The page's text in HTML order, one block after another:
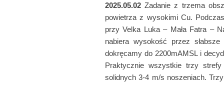
2025.05.02 Zadanie z trzema
powietrza z wysokimi Cu.
przy Velka Luka – Mała Fatra –
nabiera wysokość przez
dokręcamy do 2200mAMSL i
Praktycznie wszystkie trzy
solidnych 3-4 m/s noszeniach.